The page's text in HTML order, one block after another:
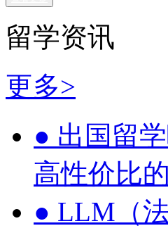
留学资讯
更多>
● 出国留
高性价比
● LLM（